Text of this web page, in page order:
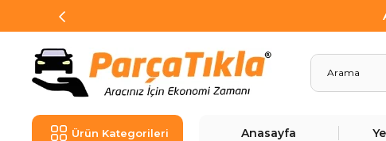
Ürün Kategorileri Anasayfa